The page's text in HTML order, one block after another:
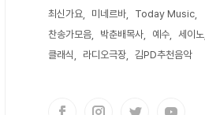
최신가요
미네르바
Today Music
찬송가모음
박춘배목사 예수
세이노
클래식
라디오극장 김PD추천음악